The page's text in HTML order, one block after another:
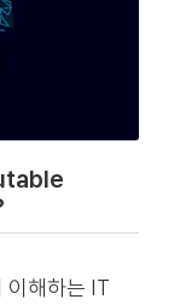
이해하는 IT